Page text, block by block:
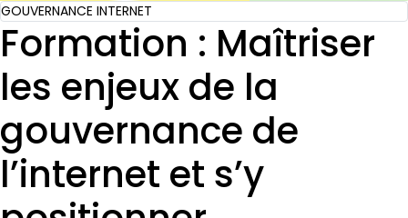
GOUVERNANCE INTERNET
Formation : Maîtriser
les enjeux de la
gouvernance de
l’internet et s’y